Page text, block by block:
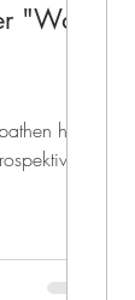
"Was
hatte